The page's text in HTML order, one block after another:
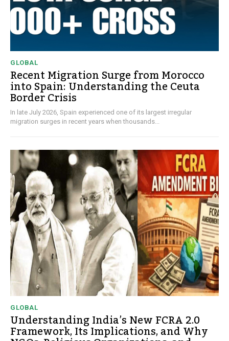
GLOBAL
Recent Migration Surge from Morocco
into Spain: Understanding the Ceuta
Border Crisis
In late July 2026, Spain experienced one of its largest irregular
migration surges in recent years when thousands...
GLOBAL
Understanding India’s New FCRA 2.0
Framework, Its Implications, and Why